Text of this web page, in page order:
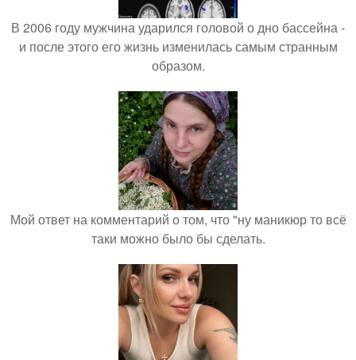
В 2006 году мужчина ударился головой о дно бассейна -
и после этого его жизнь изменилась самым странным
образом.
Мой ответ на комментарий о том, что "ну маникюр то всё
таки можно было бы сделать.